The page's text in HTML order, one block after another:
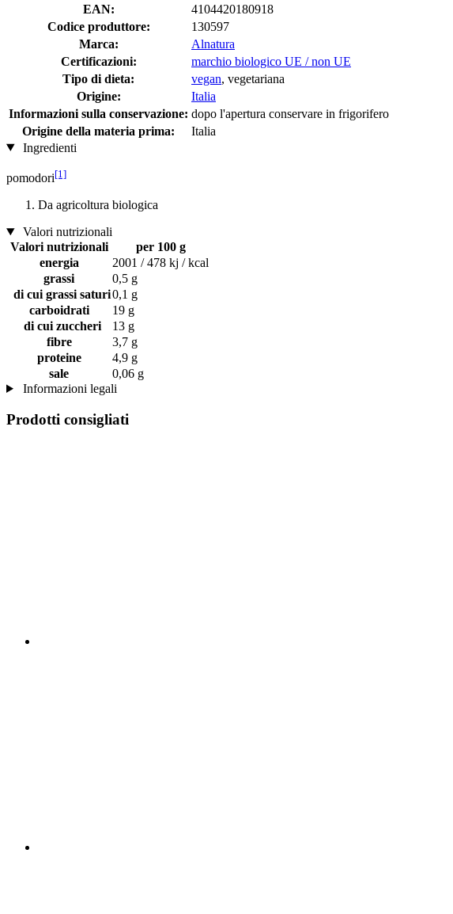
EAN:
4104420180918
Codice produttore:
130597
Marca:
Alnatura
Certificazioni:
marchio biologico UE / non UE
Tipo di dieta:
vegan, vegetariana
Origine:
Italia
Informazioni sulla conservazione: dopo l'apertura conservare in frigorifero
Origine della materia prima:
Italia
Ingredienti
pomodori[1]
Da agricoltura biologica
Valori nutrizionali
Valori nutrizionali
per 100 g
energia
2001 / 478 kj / kcal
grassi
0,5 g
di cui grassi saturi0,1 g
carboidrati
19 g
di cui zuccheri
13 g
fibre
3,7 g
proteine
4,9 g
sale
0,06 g
Informazioni legali
Prodotti consigliati